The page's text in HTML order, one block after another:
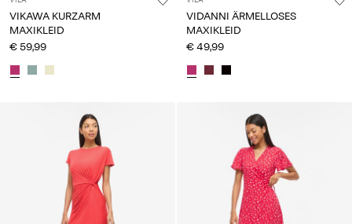
VIKAWA KURZARM
MAXIKLEID
€ 59,99
VIDANNI ÄRMELLOSES
MAXIKLEID
€ 49,99